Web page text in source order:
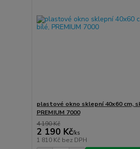
plastové okno sklepní 40x60 cm,
PREMIUM 7000
4 190 Kč
2 190 Kč/ks
1 810 Kč bez DPH